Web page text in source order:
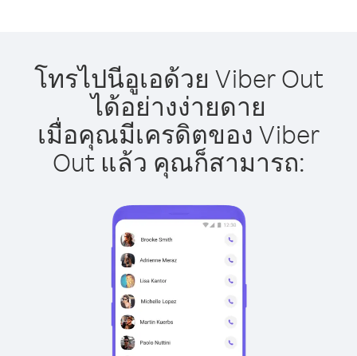
โทรไปนีอูเอด้วย Viber Out
ได้อย่างง่ายดาย
เมื่อคุณมีเครดิตของ Viber
Out แล้ว คุณก็สามารถ: